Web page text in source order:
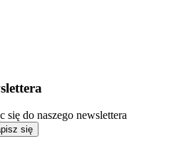
się do naszego newslettera
się